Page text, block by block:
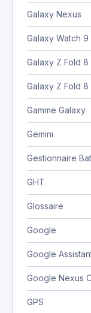
Galaxy Nexus
Galaxy Watch 9
Galaxy Z Fold 8
Galaxy Z Fold 8
Gamme Galaxy
Gemini
Gestionnaire
GHT
Glossaire
Google
Google
Google Nexus
GPS